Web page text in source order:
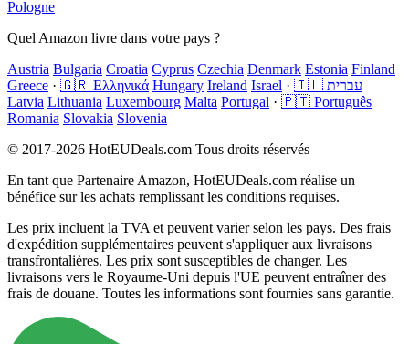
Pologne
Quel Amazon livre dans votre pays ?
Austria Bulgaria Croatia Cyprus Czechia Denmark Estonia Finland
Greece · 🇬🇷 Ελληνικά Hungary Ireland Israel ·
🇮🇱 עברית
Latvia Lithuania Luxembourg Malta Portugal · 🇵🇹 Português
Romania Slovakia Slovenia
© 2017-2026 HotEUDeals.com Tous droits réservés
En tant que Partenaire Amazon, HotEUDeals.com réalise un
bénéfice sur les achats remplissant les conditions requises.
Les prix incluent la TVA et peuvent varier selon les pays. Des frais
d'expédition supplémentaires peuvent s'appliquer aux livraisons
transfrontalières. Les prix sont susceptibles de changer. Les
livraisons vers le Royaume-Uni depuis l'UE peuvent entraîner des
frais de douane. Toutes les informations sont fournies sans garantie.